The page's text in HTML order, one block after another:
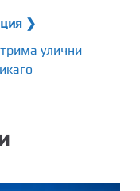
❯
улични